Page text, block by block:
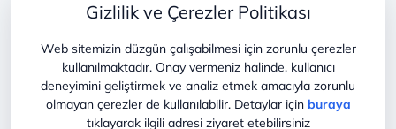
Gizlilik ve Çerezler Politikası
Web sitemizin düzgün çalışabilmesi için zorunlu çerezler
kullanılmaktadır. Onay vermeniz halinde, kullanıcı
deneyimini geliştirmek ve analiz etmek amacıyla zorunlu
olmayan çerezler de kullanılabilir. Detaylar için buraya
tıklayarak ilgili adresi ziyaret etebilirsiniz
Tüm öneri ve şikayetleriniz için